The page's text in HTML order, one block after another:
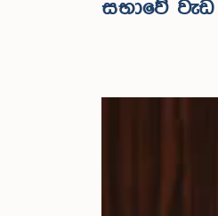
සභාවේ වැඩ